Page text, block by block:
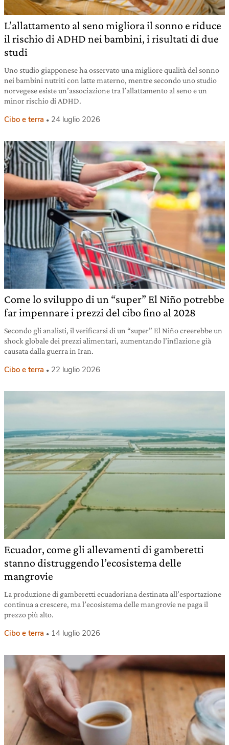
L’allattamento al seno migliora il sonno e riduce
il rischio di ADHD nei bambini, i risultati di due
studi
Uno studio giapponese ha osservato una migliore qualità del sonno
nei bambini nutriti con latte materno, mentre secondo uno studio
norvegese esiste un’associazione tra l’allattamento al seno e un
minor rischio di ADHD.
Cibo e terra 24 luglio 2026
Come lo sviluppo di un “super” El Niño potrebbe
far impennare i prezzi del cibo fino al 2028
Secondo gli analisti, il verificarsi di un “super” El Niño creerebbe un
shock globale dei prezzi alimentari, aumentando l’inflazione già
causata dalla guerra in Iran.
Cibo e terra 22 luglio 2026
Ecuador, come gli allevamenti di gamberetti
stanno distruggendo l’ecosistema delle
mangrovie
La produzione di gamberetti ecuadoriana destinata all’esportazione
continua a crescere, ma l’ecosistema delle mangrovie ne paga il
prezzo più alto.
Cibo e terra 14 luglio 2026